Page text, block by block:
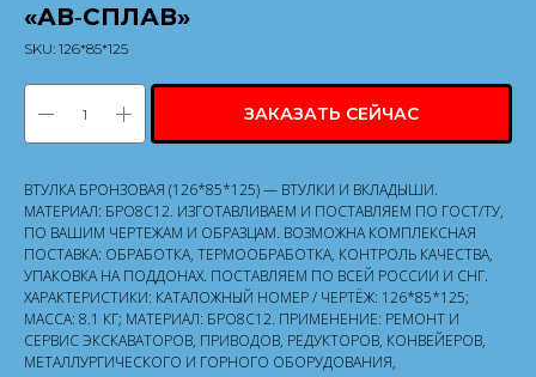
«АВ‑СПЛАВ»
SKU: 126*85*125
ЗАКАЗАТЬ СЕЙЧАС
ВТУЛКА БРОНЗОВАЯ (126*85*125) — ВТУЛКИ И ВКЛАДЫШИ.
МАТЕРИАЛ: БРО8С12. ИЗГОТАВЛИВАЕМ И ПОСТАВЛЯЕМ ПО ГОСТ/ТУ,
ПО ВАШИМ ЧЕРТЕЖАМ И ОБРАЗЦАМ. ВОЗМОЖНА КОМПЛЕКСНАЯ
ПОСТАВКА: ОБРАБОТКА, ТЕРМООБРАБОТКА, КОНТРОЛЬ КАЧЕСТВА,
УПАКОВКА НА ПОДДОНАХ. ПОСТАВЛЯЕМ ПО ВСЕЙ РОССИИ И СНГ.
ХАРАКТЕРИСТИКИ: КАТАЛОЖНЫЙ НОМЕР / ЧЕРТЁЖ: 126*85*125;
МАССА: 8.1 КГ; МАТЕРИАЛ: БРО8С12. ПРИМЕНЕНИЕ: РЕМОНТ И
СЕРВИС ЭКСКАВАТОРОВ, ПРИВОДОВ, РЕДУКТОРОВ, КОНВЕЙЕРОВ,
МЕТАЛЛУРГИЧЕСКОГО И ГОРНОГО ОБОРУДОВАНИЯ,